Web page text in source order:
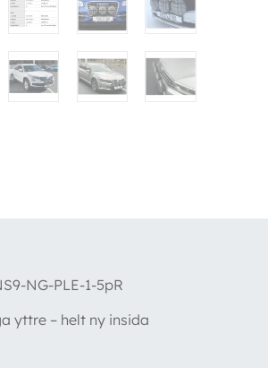
NG-PLE-1-5pR
yttre – helt ny insida